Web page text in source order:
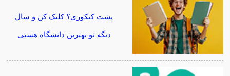
پشت کنکوری؟ کلیک کن و سال
دیگه تو بهترین دانشگاه هستی